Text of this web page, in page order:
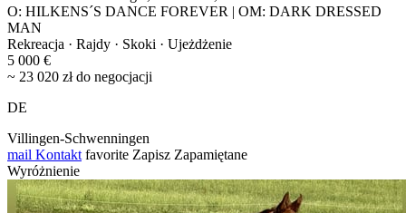
O: HILKENS´S DANCE FOREVER | OM: DARK DRESSED
MAN
Rekreacja · Rajdy · Skoki · Ujeżdżenie
5 000 €
~ 23 020 zł do negocjacji
DE
Villingen-Schwenningen
mail Kontakt favorite Zapisz Zapamiętane
Wyróżnienie